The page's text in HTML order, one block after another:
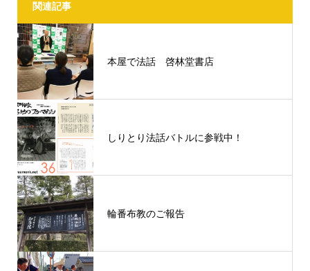
関連記事
本屋で法話 啓林堂書店
しりとり法話バトルに参戦中！
輪番布教のご報告